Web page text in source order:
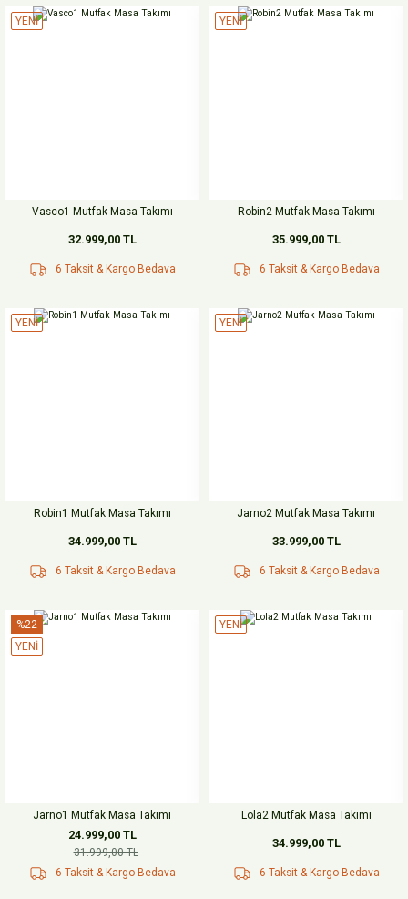
YENİ
Vasco1 Mutfak Masa Takımı
32.999,00 TL
6 Taksit & Kargo Bedava
YENİ
Robin2 Mutfak Masa Takımı
35.999,00 TL
6 Taksit & Kargo Bedava
YENİ
Robin1 Mutfak Masa Takımı
34.999,00 TL
6 Taksit & Kargo Bedava
YENİ
Jarno2 Mutfak Masa Takımı
33.999,00 TL
6 Taksit & Kargo Bedava
%22
YENİ
Jarno1 Mutfak Masa Takımı
24.999,00 TL
31.999,00 TL
6 Taksit & Kargo Bedava
YENİ
Lola2 Mutfak Masa Takımı
34.999,00 TL
6 Taksit & Kargo Bedava